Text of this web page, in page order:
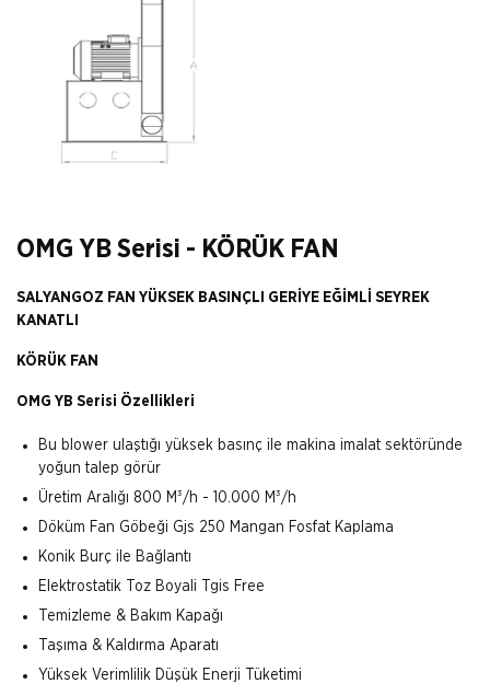
OMG YB Serisi - KÖRÜK FAN
SALYANGOZ FAN YÜKSEK BASINÇLI GERİYE EĞİMLİ SEYREK
KANATLI
KÖRÜK FAN
OMG YB Serisi Özellikleri
Bu blower ulaştığı yüksek basınç ile makina imalat sektöründe
yoğun talep görür
Üretim Aralığı 800 M³/h - 10.000 M³/h
Döküm Fan Göbeği Gjs 250 Mangan Fosfat Kaplama
Konik Burç ile Bağlantı
Elektrostatik Toz Boyali Tgis Free
Temizleme & Bakım Kapağı
Taşıma & Kaldırma Aparatı
Yüksek Verimlilik Düşük Enerji Tüketimi